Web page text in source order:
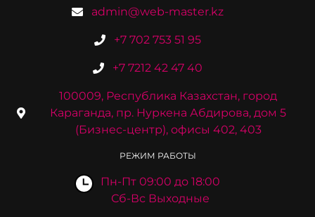
admin@web-master.kz
+7 702 753 51 95
+7 7212 42 47 40
100009, Республика Казахстан, город
Караганда, пр. Нуркена Абдирова, дом 5
(Бизнес-центр), офисы 402, 403
РЕЖИМ РАБОТЫ
Пн-Пт 09:00 до 18:00
Сб-Вс Выходные